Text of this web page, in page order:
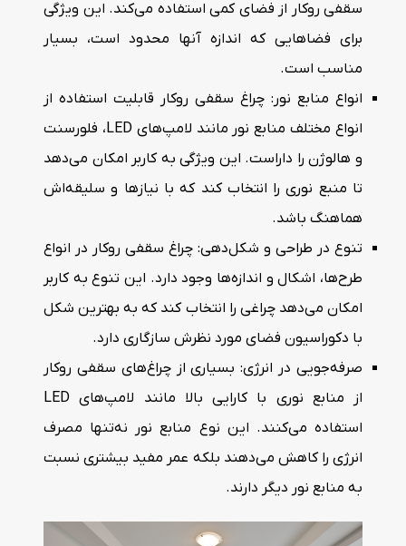
سقفی روکار از فضای کمی استفاده می‌کند. این ویژگی
برای فضاهایی که اندازه آنها محدود است، بسیار
مناسب است.
انواع منابع نور: چراغ سقفی روکار قابلیت استفاده از
انواع مختلف منابع نور مانند لامپ‌های LED، فلورسنت
و هالوژن را داراست. این ویژگی به کاربر امکان می‌دهد
تا منبع نوری را انتخاب کند که با نیازها و سلیقه‌اش
هماهنگ باشد.
تنوع در طراحی و شکل‌دهی: چراغ سقفی روکار در انواع
طرح‌ها، اشکال و اندازه‌ها وجود دارد. این تنوع به کاربر
امکان می‌دهد چراغی را انتخاب کند که به بهترین شکل
با دکوراسیون فضای مورد نظرش سازگاری دارد.
صرفه‌جویی در انرژی: بسیاری از چراغ‌های سقفی روکار
از منابع نوری با کارایی بالا مانند لامپ‌های LED
استفاده می‌کنند. این نوع منابع نور نه‌تنها مصرف
انرژی را کاهش می‌دهند بلکه عمر مفید بیشتری نسبت
به منابع نور دیگر دارند.